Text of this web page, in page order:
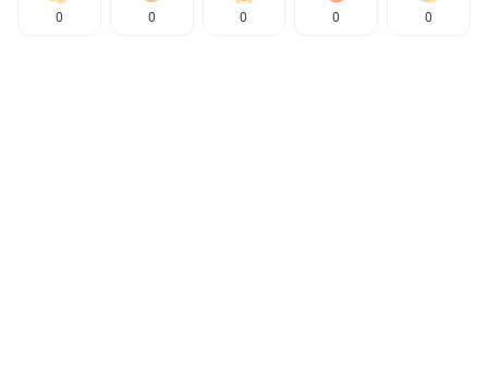
0 0 0 0 0